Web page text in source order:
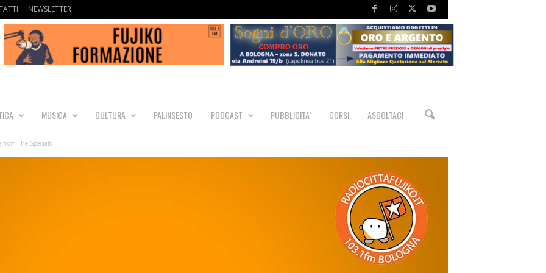
NEWSLETTER
MUSICA CULTURA PALINSESTO PODCAST PUBBLICITA’ CORSI ASCOLTACI
The Specials